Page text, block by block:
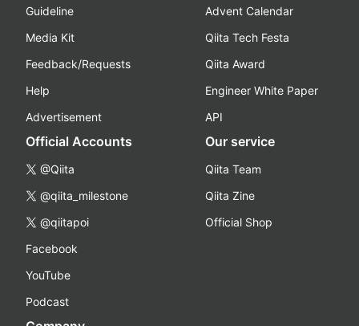
Guideline
Media Kit
Feedback/Requests
Help
Advertisement
Advent Calendar
Qiita Tech Festa
Qiita Award
Engineer White Paper
API
Official Accounts
@Qiita
@qiita_milestone
@qiitapoi
Facebook
YouTube
Podcast
Our service
Qiita Team
Qiita Zine
Official Shop